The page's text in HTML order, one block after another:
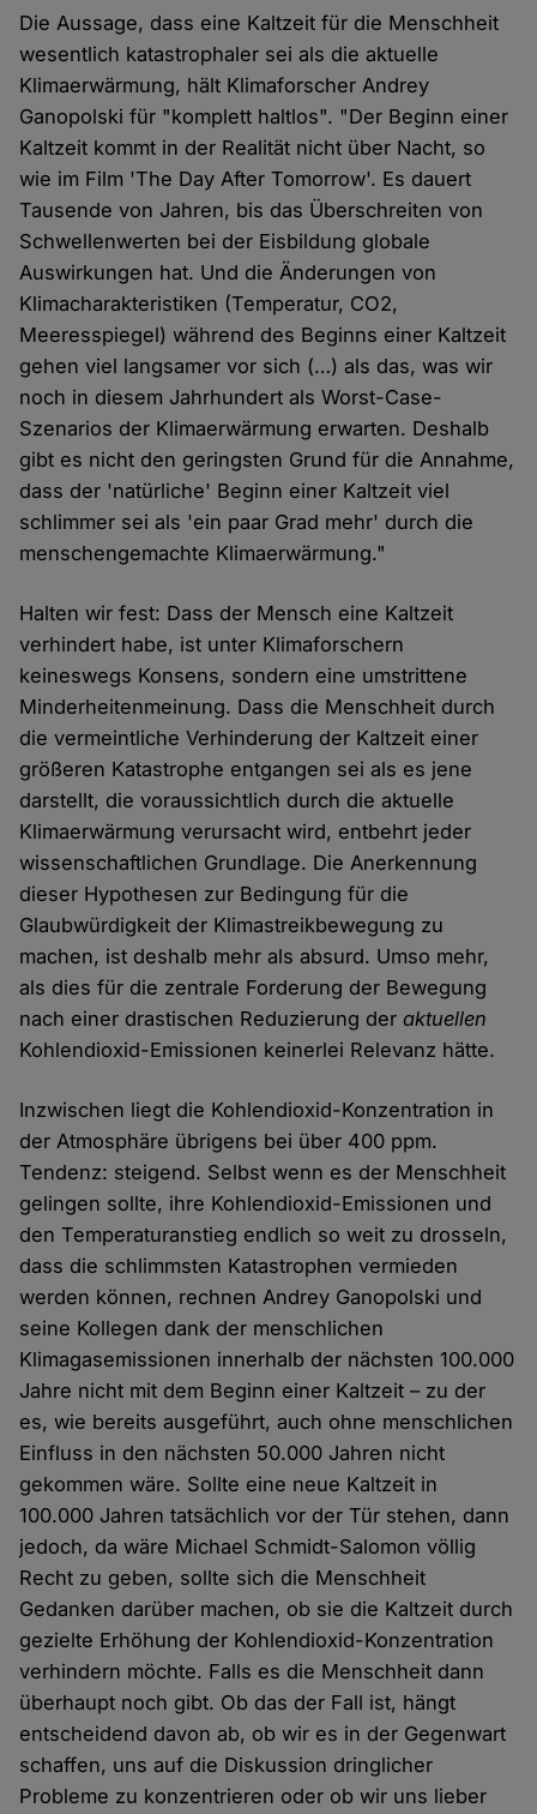
Die Aussage, dass eine Kaltzeit für die Menschheit
wesentlich katastrophaler sei als die aktuelle
Klimaerwärmung, hält Klimaforscher Andrey
Ganopolski für "komplett haltlos". "Der Beginn einer
Kaltzeit kommt in der Realität nicht über Nacht, so
wie im Film 'The Day After Tomorrow'. Es dauert
Tausende von Jahren, bis das Überschreiten von
Schwellenwerten bei der Eisbildung globale
Auswirkungen hat. Und die Änderungen von
Klimacharakteristiken (Temperatur, CO2,
Meeresspiegel) während des Beginns einer Kaltzeit
gehen viel langsamer vor sich (…) als das, was wir
noch in diesem Jahrhundert als Worst-Case-
Szenarios der Klimaerwärmung erwarten. Deshalb
gibt es nicht den geringsten Grund für die Annahme,
dass der 'natürliche' Beginn einer Kaltzeit viel
schlimmer sei als 'ein paar Grad mehr' durch die
menschengemachte Klimaerwärmung."
Halten wir fest: Dass der Mensch eine Kaltzeit
verhindert habe, ist unter Klimaforschern
keineswegs Konsens, sondern eine umstrittene
Minderheitenmeinung. Dass die Menschheit durch
die vermeintliche Verhinderung der Kaltzeit einer
größeren Katastrophe entgangen sei als es jene
darstellt, die voraussichtlich durch die aktuelle
Klimaerwärmung verursacht wird, entbehrt jeder
wissenschaftlichen Grundlage. Die Anerkennung
dieser Hypothesen zur Bedingung für die
Glaubwürdigkeit der Klimastreikbewegung zu
machen, ist deshalb mehr als absurd. Umso mehr,
als dies für die zentrale Forderung der Bewegung
nach einer drastischen Reduzierung deraktuellen
Kohlendioxid-Emissionen keinerlei Relevanz hätte.
Inzwischen liegt die Kohlendioxid-Konzentration in
der Atmosphäre übrigens bei über 400 ppm.
Tendenz: steigend. Selbst wenn es der Menschheit
gelingen sollte, ihre Kohlendioxid-Emissionen und
den Temperaturanstieg endlich so weit zu drosseln,
dass die schlimmsten Katastrophen vermieden
werden können, rechnen Andrey Ganopolski und
seine Kollegen dank der menschlichen
Klimagasemissionen innerhalb der nächsten 100.000
Jahre nicht mit dem Beginn einer Kaltzeit – zu der
es, wie bereits ausgeführt, auch ohne menschlichen
Einfluss in den nächsten 50.000 Jahren nicht
gekommen wäre. Sollte eine neue Kaltzeit in
100.000 Jahren tatsächlich vor der Tür stehen, dann
jedoch, da wäre Michael Schmidt-Salomon völlig
Recht zu geben, sollte sich die Menschheit
Gedanken darüber machen, ob sie die Kaltzeit durch
gezielte Erhöhung der Kohlendioxid-Konzentration
verhindern möchte. Falls es die Menschheit dann
überhaupt noch gibt. Ob das der Fall ist, hängt
entscheidend davon ab, ob wir es in der Gegenwart
schaffen, uns auf die Diskussion dringlicher
Probleme zu konzentrieren oder ob wir uns lieber